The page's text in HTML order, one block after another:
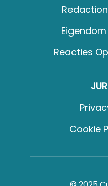
Reacties
Cookie